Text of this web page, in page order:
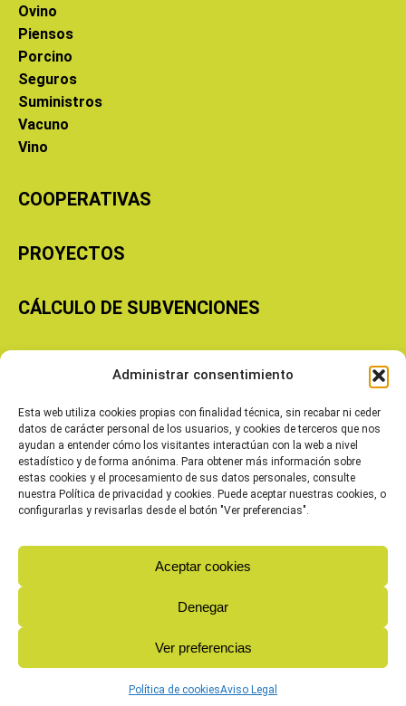
Administrar consentimiento
Esta web utiliza cookies propias con finalidad técnica, sin recabar ni ceder
datos de carácter personal de los usuarios, y cookies de terceros que nos
ayudan a entender cómo los visitantes interactúan con la web a nivel
estadístico y de forma anónima. Para obtener más información sobre
estas cookies y el procesamiento de sus datos personales, consulte
nuestra Política de privacidad y cookies. Puede aceptar nuestras cookies, o
configurarlas y revisarlas desde el botón "Ver preferencias".
Aceptar cookies
Denegar
Ver preferencias
Política de cookiesAviso Legal
Ovino
Piensos
Porcino
Seguros
Suministros
Vacuno
Vino
COOPERATIVAS
PROYECTOS
CÁLCULO DE SUBVENCIONES